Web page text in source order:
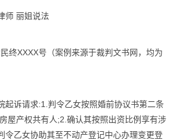
师 丽姐说法
民终XXXX号（案例来源于裁判文书网，均为
起诉请求:1.判令乙女按照婚前协议书第二条
屋产权共有人;2.确认其按照出资比例享有涉
令乙女协助其至不动产登记中心办理变更登